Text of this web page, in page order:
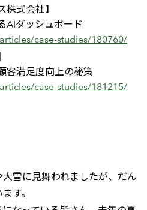
株式会社】
AIダッシュボード
case-studies/180760/
客満足度向上の秘策
case-studies/181215/
雪に見舞われましたが、だん
す。